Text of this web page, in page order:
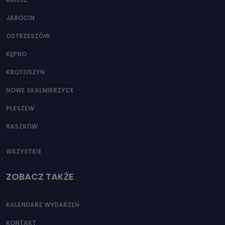
JAROCIN
OSTRZESZÓW
KĘPNO
KROTOSZYN
NOWE SKALMIERZYCE
PLESZEW
RASZKÓW
WSZYSTKIE
ZOBACZ TAKŻE
KALENDARZ WYDARZEŃ
KONTAKT